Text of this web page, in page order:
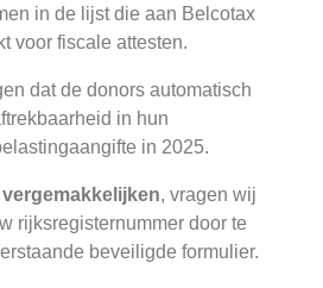
in de lijst die aan Belcotax
voor fiscale attesten.
dat de donors automatisch
in hun
in 2025.
, vragen wij
rijksregisternummer door te
beveiligde formulier.